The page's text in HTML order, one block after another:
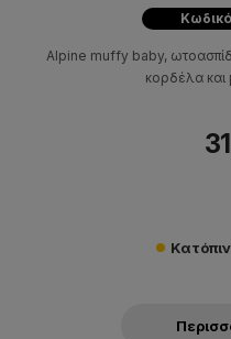
Alpine muffy baby,
κορδέλα και